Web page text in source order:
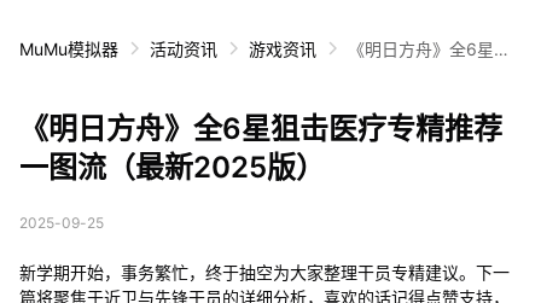
MuMu模拟器 活动资讯 游戏资讯
《明日方舟》全6星狙
《明日方舟》全6星狙击医疗专精推荐
一图流（最新2025版）
2025-09-25
新学期开始，事务繁忙，终于抽空为大家整理干员专精建议。下一
篇将聚焦于近卫与先锋干员的详细分析，喜欢的话记得点赞支持，